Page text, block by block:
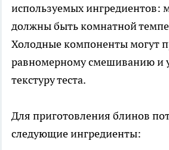
используемых ингредиентов:
должны быть комнатной
Холодные компоненты могут
равномерному смешиванию и
текстуру теста.
Для приготовления блинов
следующие ингредиенты: